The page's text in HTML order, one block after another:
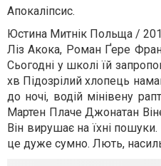
Апокаліпсис.
Юстина Митнік Польща /
Ліз Акока, Роман Ґере
Сьогодні у школі їй
хв Підозрілий хлопець
до ночі, водій мінівену
Мартен Плаче Джонатан
Він вирушає на їхні
це дуже сумно. Лють,